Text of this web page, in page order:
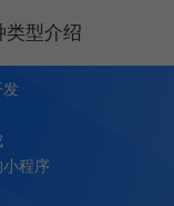
类型介绍
程序